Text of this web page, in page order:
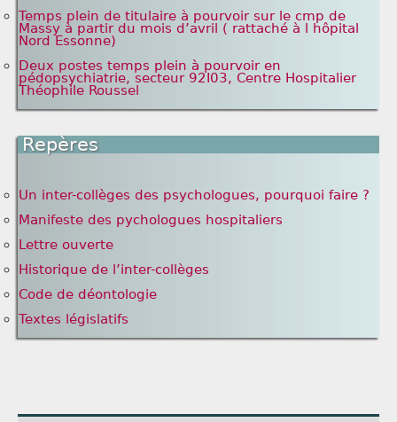
Temps plein de titulaire à pourvoir sur le cmp de
Massy à partir du mois d’avril ( rattaché à l hôpital
Nord Essonne)
Deux postes temps plein à pourvoir en
pédopsychiatrie, secteur 92I03, Centre Hospitalier
Théophile Roussel
Repères
Un inter-collèges des psychologues, pourquoi faire ?
Manifeste des pychologues hospitaliers
Lettre ouverte
Historique de l’inter-collèges
Code de déontologie
Textes législatifs